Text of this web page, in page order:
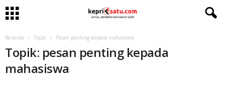
Beranda Topik Pesan penting kepada mahasiswa
Topik: pesan penting kepada
mahasiswa